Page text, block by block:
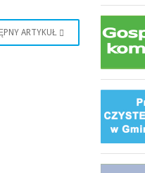
ARTYKUŁ